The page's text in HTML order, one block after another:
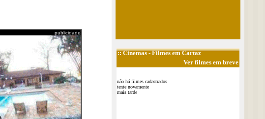
publicidade
::Cinemas- Filmes em Cartaz
Ver filmes em breve
não há filmes cadastrados
tente novamente
mais tarde